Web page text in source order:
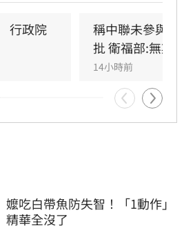
解釋當初主張「20%下架標
的務實考量。（記者：簡浩
行政院
稱中聯未參與
批 衛福部:無欺
14小時前
嬤吃白帶魚防失智！「1動作」
精華全沒了